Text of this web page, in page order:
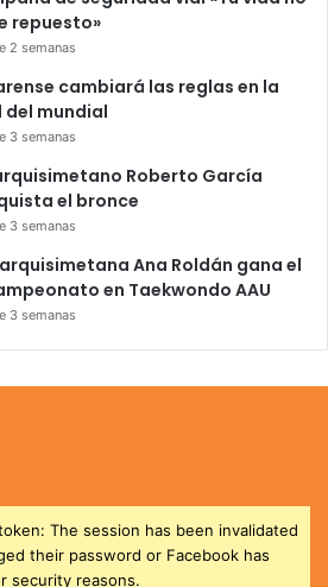
repuesto»
2 semanas
cambiará las reglas en la
del mundial
3 semanas
Roberto García
el bronce
3 semanas
Ana Roldán gana el
en Taekwondo AAU
3 semanas
The session has been invalidated
their password or Facebook has
security reasons.